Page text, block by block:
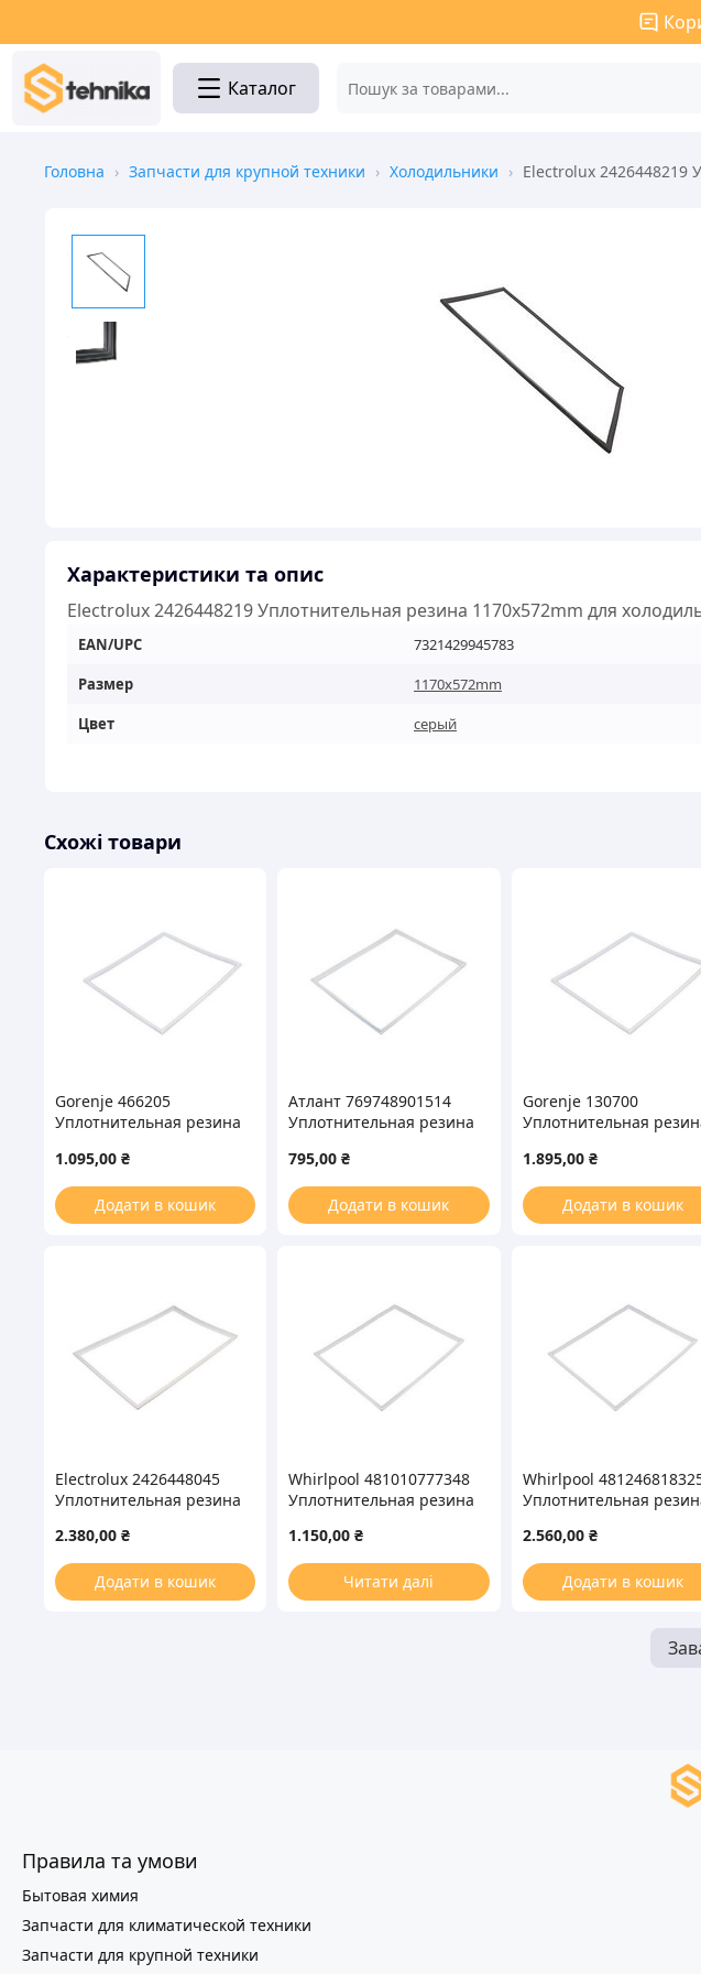
Каталог
Головна › Запчасти для крупной техники › Холодильники › Electrolux 2426448219
Характеристики та опис
Electrolux 2426448219 Уплотнительная резина 1170x572mm для
EAN/UPC
7321429945783
Размер
1170x572mm
Цвет
серый
Схожі товари
Gorenje 466205
Уплотнительная резина
холодильника
1.095,00 ₴
Додати в кошик
Атлант 769748901514
Уплотнительная резина
холодильной камеры
795,00₴
Додати в кошик
Gorenje 130700
Уплотнительная
морозильной камеры
1.895,00 ₴
Додати в кошик
Electrolux 2426448045
Уплотнительная резина
холодильной камеры
2.380,00 ₴
Додати в кошик
Whirlpool 481010777348
Уплотнительная резина
холодильной камеры
1.150,00₴
Читати далі
Whirlpool
Уплотнительная
холодильника (на мороз.
камеру)
2.560,00 ₴
Додати в кошик
Правила та умови
Бытовая химия
Запчасти для климатической техники
Запчасти для крупной техники